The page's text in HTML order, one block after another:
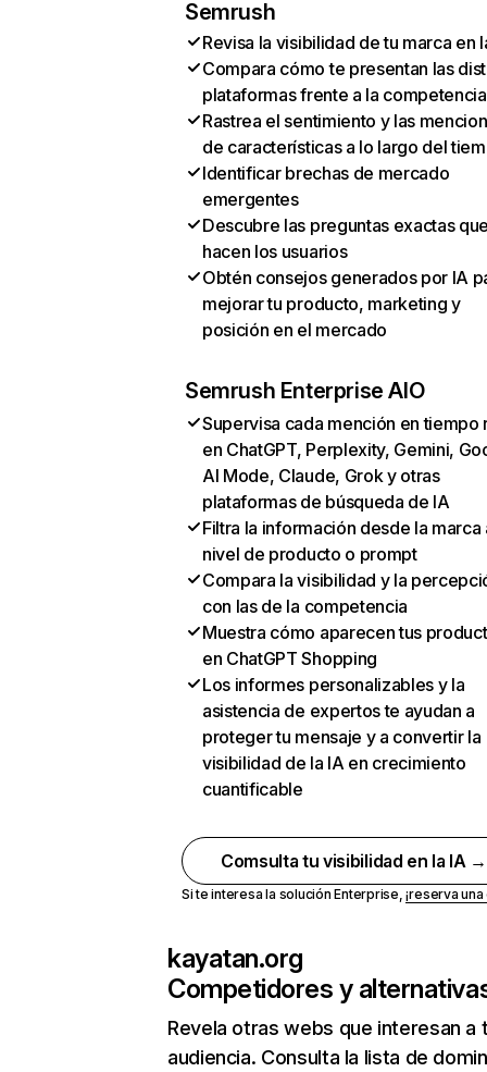
Semrush
Revisa la visibilidad de tu marca en
Compara cómo te presentan las
plataformas frente a la competencia
Rastrea el sentimiento y las
de características a lo largo del
Identificar brechas de mercado
emergentes
Descubre las preguntas exactas
hacen los usuarios
Obtén consejos generados por IA
mejorar tu producto, marketing y
posición en el mercado
Semrush Enterprise AIO
Supervisa cada mención en tiempo
en ChatGPT, Perplexity, Gemini,
AI Mode, Claude, Grok y otras
plataformas de búsqueda de IA
Filtra la información desde la marca
nivel de producto o prompt
Compara la visibilidad y la
con las de la competencia
Muestra cómo aparecen tus
en ChatGPT Shopping
Los informes personalizables y la
asistencia de expertos te ayudan a
proteger tu mensaje y a convertir la
visibilidad de la IA en crecimiento
cuantificable
Comsulta tu visibilidad en la IA →
Si te interesa la solución Enterprise,¡reserva
kayatan.org
Competidores y
Revela otras webs que interesan a
audiencia. Consulta la lista de